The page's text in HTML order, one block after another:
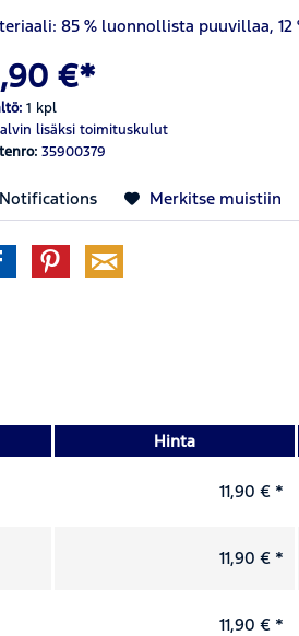
85 % luonnollista puuvillaa,
€*
1 kpl
lisäksi toimituskulut
35900379
Notifications Merkitse muistiin
Hinta
11,90 € *
11,90 € *
11,90 € *